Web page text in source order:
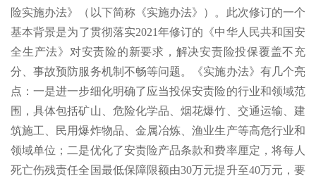
险实施办法》（以下简称《实施办法》）。此次修订的一个
基本背景是为了贯彻落实2021年修订的《中华人民共和国安
全生产法》对安责险的新要求，解决安责险投保覆盖不充
分、事故预防服务机制不畅等问题。《实施办法》有几个亮
点：一是进一步细化明确了应当投保安责险的行业和领域范
围，具体包括矿山、危险化学品、烟花爆竹、交通运输、建
筑施工、民用爆炸物品、金属冶炼、渔业生产等高危行业和
领域单位；二是优化了安责险产品条款和费率厘定，将每人
死亡伤残责任全国最低保障限额由30万元提升至40万元，要